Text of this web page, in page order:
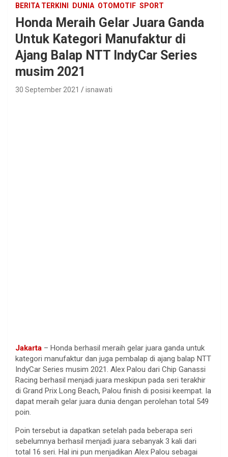
BERITA TERKINI DUNIA OTOMOTIF SPORT
Honda Meraih Gelar Juara Ganda
Untuk Kategori Manufaktur di
Ajang Balap NTT IndyCar Series
musim 2021
30 September 2021 isnawati
Jakarta – Honda berhasil meraih gelar juara ganda untuk
kategori manufaktur dan juga pembalap di ajang balap NTT
IndyCar Series musim 2021. Alex Palou dari Chip Ganassi
Racing berhasil menjadi juara meskipun pada seri terakhir
di Grand Prix Long Beach, Palou finish di posisi keempat. Ia
dapat meraih gelar juara dunia dengan perolehan total 549
poin.
Poin tersebut ia dapatkan setelah pada beberapa seri
sebelumnya berhasil menjadi juara sebanyak 3 kali dari
total 16 seri. Hal ini pun menjadikan Alex Palou sebagai